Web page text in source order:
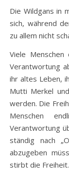
Die Wildgans in
sich, während
zu allem nicht
Viele
Verantwortung
ihr altes Leben,
Mutti Merkel
werden. Die
Menschen
Verantwortung
ständig nach
abzugeben
stirbt die Freiheit.